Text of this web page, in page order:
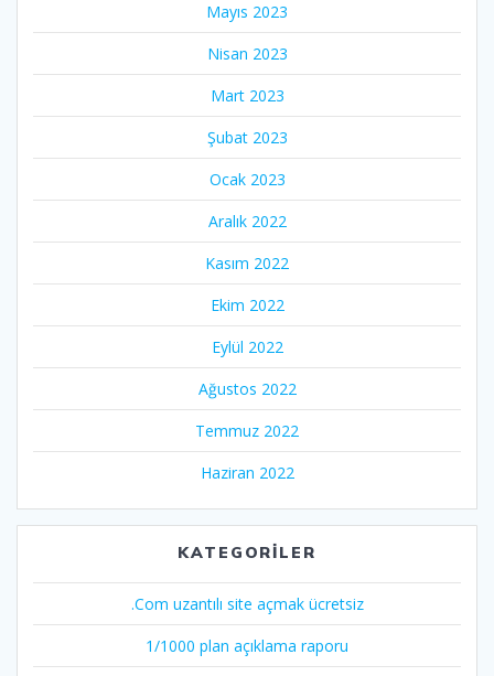
Mayıs 2023
Nisan 2023
Mart 2023
Şubat 2023
Ocak 2023
Aralık 2022
Kasım 2022
Ekim 2022
Eylül 2022
Ağustos 2022
Temmuz 2022
Haziran 2022
KATEGORILER
.Com uzantılı site açmak ücretsiz
1/1000 plan açıklama raporu